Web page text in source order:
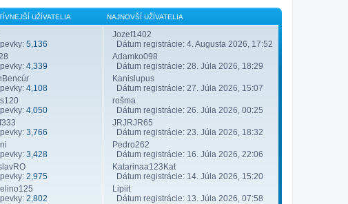
UŽÍVATELIA NAJNOVŠÍ UŽÍVATELIA
5,136
4,339
4,108
4,050
3,766
3,428
2,975
2,802
Jozef1402
Dátum registrácie: 4. Augusta 2026, 17:52
Adamko098
Dátum registrácie: 28. Júla 2026, 18:29
Kanislupus
Dátum registrácie: 27. Júla 2026, 15:07
rošma
Dátum registrácie: 26. Júla 2026, 00:25
JRJRJR65
Dátum registrácie: 23. Júla 2026, 18:32
Pedro262
Dátum registrácie: 16. Júla 2026, 22:06
Katarinaa123Kat
Dátum registrácie: 14. Júla 2026, 15:20
Lipiit
Dátum registrácie: 13. Júla 2026, 07:58